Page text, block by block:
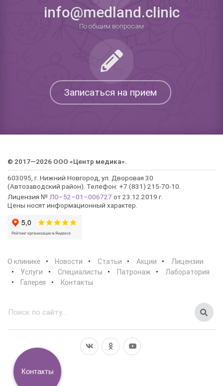
info@medland.clinic
По общим вопросам
Записаться на прием
© 2017—2026 ООО «Центр медика».
603095, г. Нижний Новгород, ул. Дворовая 30
(Автозаводский район). Телефон: +7 (831) 215-70-10.
Лицензия № ЛО–52–01–006727 от 23.12.2019 г.
Цены носят информационный характер.
О клинике Новости Статьи Акции
Лицензии
Услуги
Специалисты Патронаж
Лаборатория
Галерея
Контакты
Контакты